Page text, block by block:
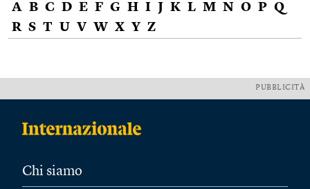
A B C D E F G H I J K L M N O P Q
R S T U V W X Y Z
PUBBLICITÀ
Chi siamo